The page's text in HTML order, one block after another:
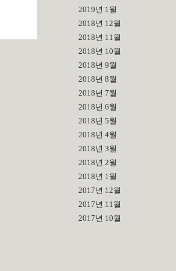
2019년 1월
2018년 12월
2018년 11월
2018년 10월
2018년 9월
2018년 8월
2018년 7월
2018년 6월
2018년 5월
2018년 4월
2018년 3월
2018년 2월
2018년 1월
2017년 12월
2017년 11월
2017년 10월